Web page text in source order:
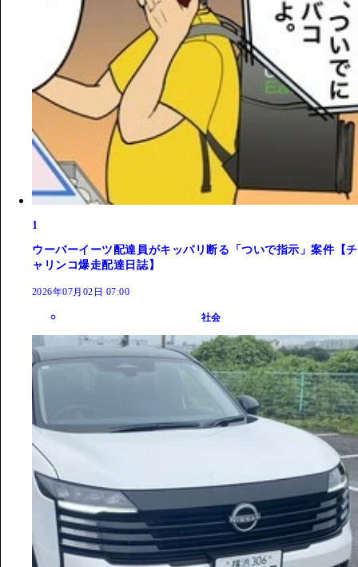
1
ウーバーイーツ配達員がキッパリ断る「ついで指示」案件【チ
ャリンコ爆走配達日誌】
2026年07月02日 07:00
社会